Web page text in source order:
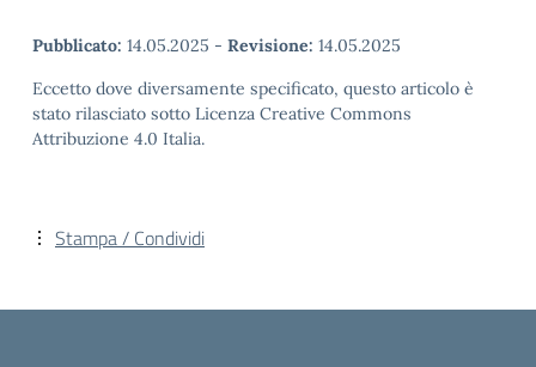
Pubblicato: 14.05.2025 - Revisione: 14.05.2025
Eccetto dove diversamente specificato, questo articolo è
stato rilasciato sotto Licenza Creative Commons
Attribuzione 4.0 Italia.
Stampa / Condividi